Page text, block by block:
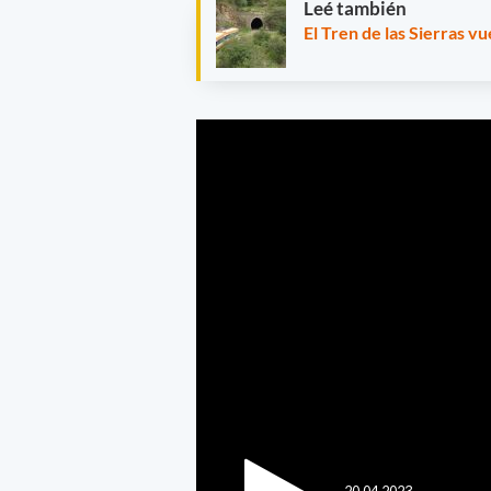
Leé también
El Tren de las Sierras